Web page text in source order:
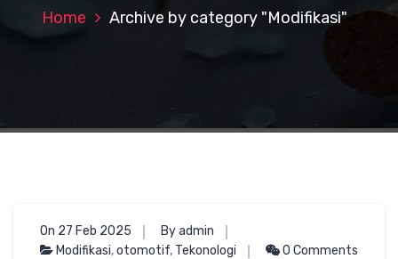
Home Archive by category "Modifikasi"
On 27 Feb 2025
By admin
Modifikasi,otomotif, Tekonologi 0 Comments